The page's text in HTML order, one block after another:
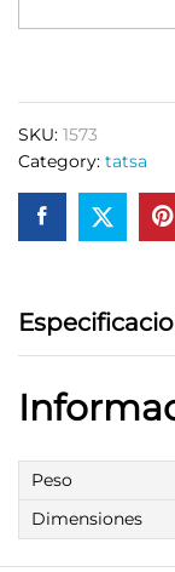
Rosca
kg
quantity
SKU: 1573
Category: tatsa
Peso
Dimensiones